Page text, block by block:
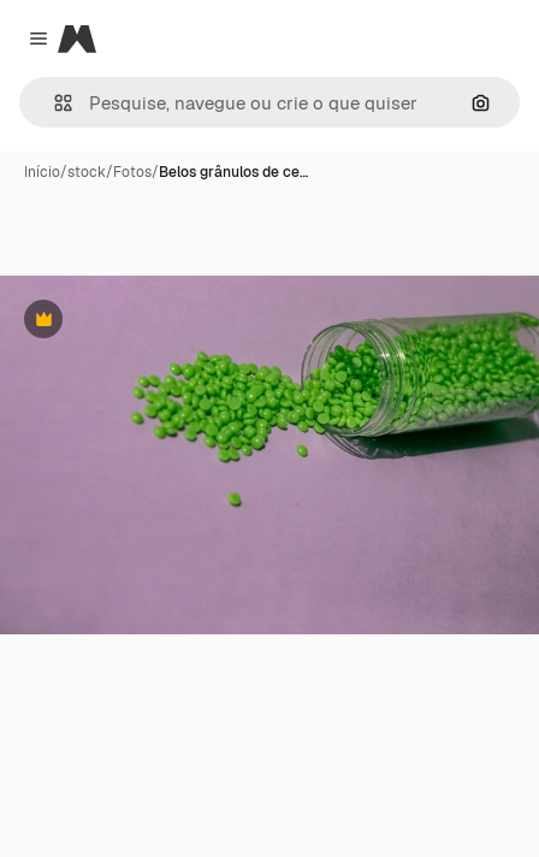
Close menu
Magnific
Início/stock/Fotos/Belos grânulos de ce…
Premium